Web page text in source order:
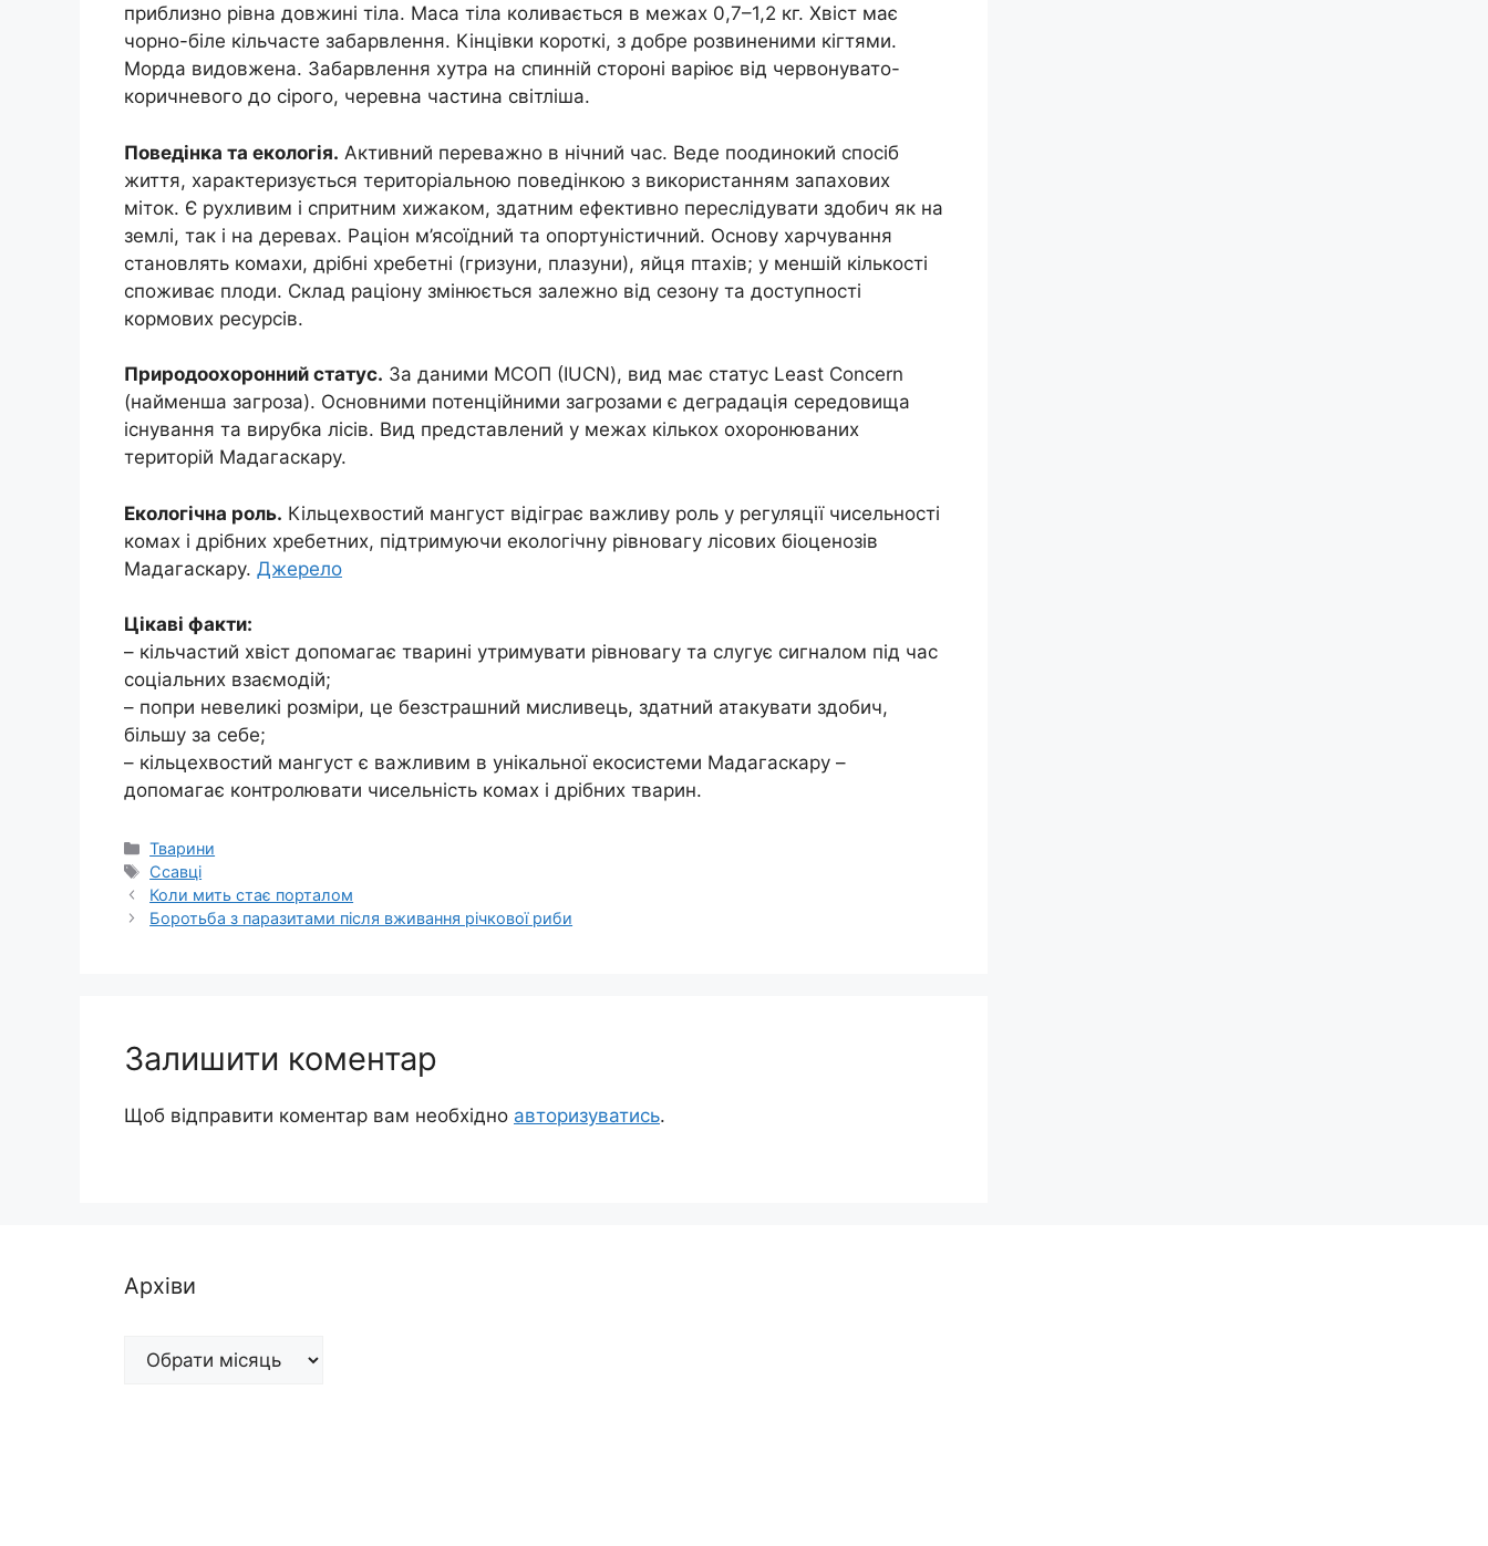
приблизно рівна довжині тіла. Маса тіла коливається в межах 0,7–1,2 кг. Хвіст має
чорно-біле кільчасте забарвлення. Кінцівки короткі, з добре розвиненими кігтями.
Морда видовжена. Забарвлення хутра на спинній стороні варіює від червонувато-
коричневого до сірого, черевна частина світліша.
Поведінка та екологія. Активний переважно в нічний час. Веде поодинокий спосіб
життя, характеризується територіальною поведінкою з використанням запахових
міток. Є рухливим і спритним хижаком, здатним ефективно переслідувати здобич як на
землі, так і на деревах. Раціон м’ясоїдний та опортуністичний. Основу харчування
становлять комахи, дрібні хребетні (гризуни, плазуни), яйця птахів; у меншій кількості
споживає плоди. Склад раціону змінюється залежно від сезону та доступності
кормових ресурсів.
Природоохоронний статус. За даними МСОП (IUCN), вид має статус Least Concern
(найменша загроза). Основними потенційними загрозами є деградація середовища
існування та вирубка лісів. Вид представлений у межах кількох охоронюваних
територій Мадагаскару.
Екологічна роль. Кільцехвостий мангуст відіграє важливу роль у регуляції чисельності
комах і дрібних хребетних, підтримуючи екологічну рівновагу лісових біоценозів
Мадагаскару. Джерело
Цікаві факти:
– кільчастий хвіст допомагає тварині утримувати рівновагу та слугує сигналом під час
соціальних взаємодій;
– попри невеликі розміри, це безстрашний мисливець, здатний атакувати здобич,
більшу за себе;
– кільцехвостий мангуст є важливим в унікальної екосистеми Мадагаскару –
допомагає контролювати чисельність комах і дрібних тварин.
Категорії
Тварини
Позначки
Ссавці
Коли мить стає порталом
Боротьба з паразитами після вживання річкової риби
Залишити коментар
Щоб відправити коментар вам необхідно авторизуватись.
Архіви
Архіви